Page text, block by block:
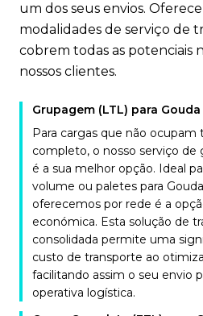
um dos seus envios.
modalidades de serviço de
cobrem todas as potenciais
nossos clientes.
Grupagem (LTL) para Gouda
Para cargas que não
completo, o nosso serviço
é a sua melhor opção. Ideal
volume ou paletes para
oferecemos por rede é a
económica. Esta solução de
consolidada permite uma
custo de transporte ao
facilitando assim o seu envio
operativa logística.